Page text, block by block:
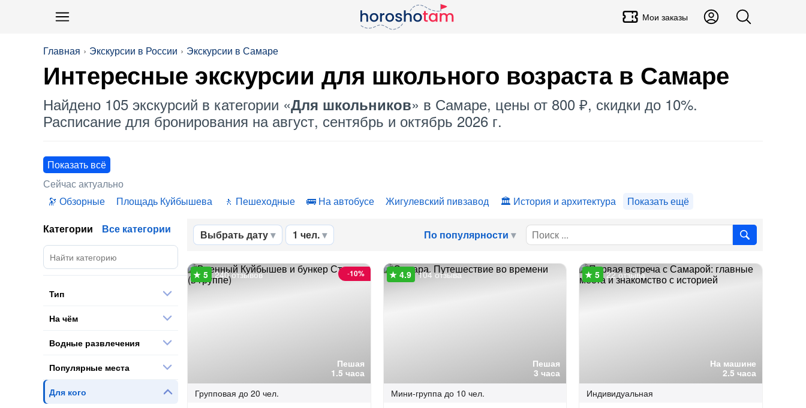
Мои заказы
Главная Экскурсии в России Экскурсии в Самаре
Интересные экскурсии для школьного возраста в Самаре
Найдено 105 экскурсий в категории «Для школьников» в Самаре, цены от 800 ₽, скидки до 10%.
Расписание для бронирования на август, сентябрь и октябрь 2026 г.
Показать всё
Сейчас актуально
Обзорные
Площадь Куйбышева Пешеходные На автобусе Жигулевский пивзавод История и архитектура Показать ещё
Выбрать дату 1 чел. По популярности
Пешая
1.5 часа
-10%
240 отзывов
Групповая до 20 чел.
Пешая
3 часа
104 отзыва
Мини-группа до 10 чел.
На машине
2.5 часа
22 отзыва
Индивидуальная
Категории Все категории
Тип
На чём
Водные развлечения
Популярные места
Для кого